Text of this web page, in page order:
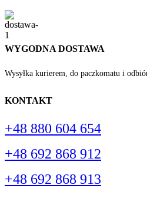
WYGODNA DOSTAWA
Wysyłka kurierem, do paczkomatu i
KONTAKT
+48 880 604 654
+48 692 868 912
+48 692 868 913